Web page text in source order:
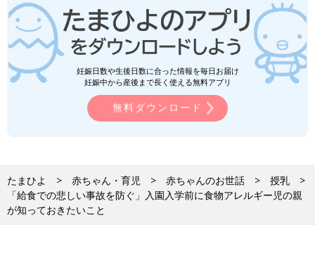
食物アレルギーを持つ子どもが安心して集団生活を送るために
は、保護者、医師、園・学校との連携が重要であることがわかり
ました。正確な情報収集のもと、こまやかなコミュニケーション
を心がけたいですね。
（取材・文／岩崎緑、ひよこクラブ編集部）
妊娠日数や生後日数に合った情報を毎日お届け
妊娠中から産後まで長く使える無料アプリ
無料ダウンロード
たまひよ 赤ちゃん・育児 赤ちゃんのお世話
授乳
「給食での悲しい事故を防ぐ」入園入学前に食物アレルギー児の親
が知っておきたいこと